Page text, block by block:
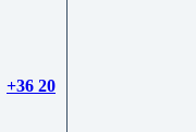
+36 20